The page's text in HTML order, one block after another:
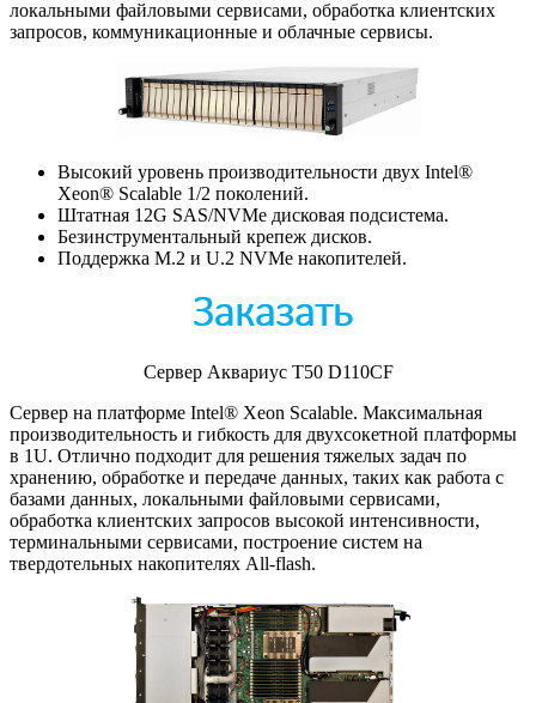
локальными файловыми сервисами, обработка клиентских
запросов, коммуникационные и облачные сервисы.
Высокий уровень производительности двух Intel®
Xeon® Scalable 1/2 поколений.
Штатная 12G SAS/NVMe дисковая подсистема.
Безинструментальный крепеж дисков.
Поддержка M.2 и U.2 NVMe накопителей.
Сервер Аквариус T50 D110CF
Сервер на платформе Intel® Xeon Scalable. Максимальная
производительность и гибкость для двухсокетной платформы
в 1U. Отлично подходит для решения тяжелых задач по
хранению, обработке и передаче данных, таких как работа с
базами данных, локальными файловыми сервисами,
обработка клиентских запросов высокой интенсивности,
терминальными сервисами, построение систем на
твердотельных накопителях All-flash.